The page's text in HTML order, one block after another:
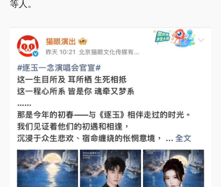
等人。